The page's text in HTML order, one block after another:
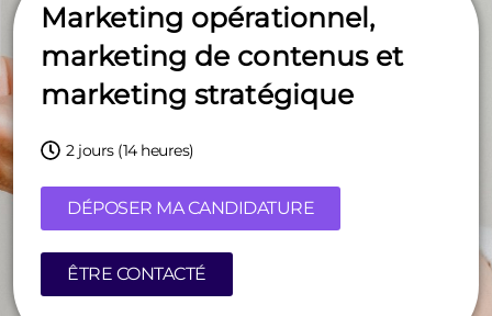
Marketing opérationnel,
marketing de contenus et
marketing stratégique
2 jours (14 heures)
DÉPOSER MA CANDIDATURE
ÊTRE CONTACTÉ